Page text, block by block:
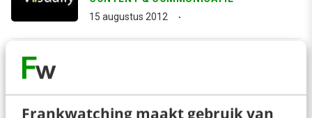
Frankwatching maakt gebruik van
15 augustus 2012
Bekijk meer